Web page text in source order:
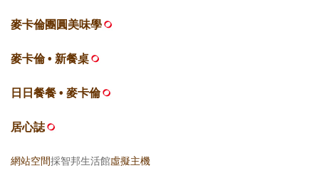
麥卡倫團圓美味學
麥卡倫 • 新餐桌
日日餐餐 • 麥卡倫
居心誌
網站空間採智邦生活館虛擬主機